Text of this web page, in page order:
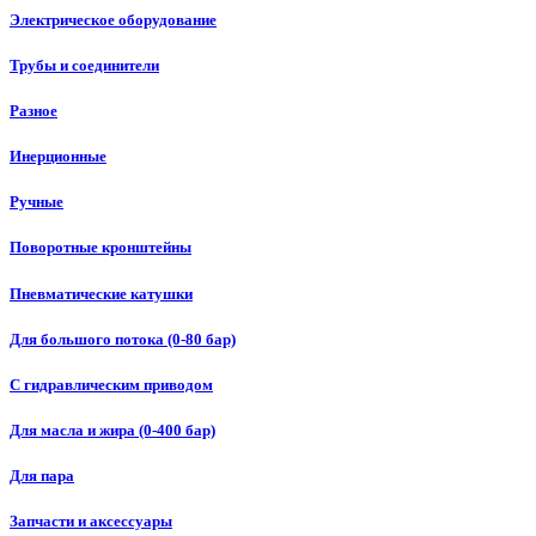
Электрическое оборудование
Трубы и соединители
Разное
Инерционные
Ручные
Поворотные кронштейны
Пневматические катушки
Для большого потока (0-80 бар)
С гидравлическим приводом
Для масла и жира (0-400 бар)
Для пара
Запчасти и аксессуары